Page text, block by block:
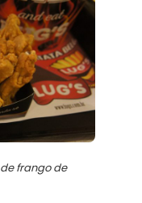
frango de